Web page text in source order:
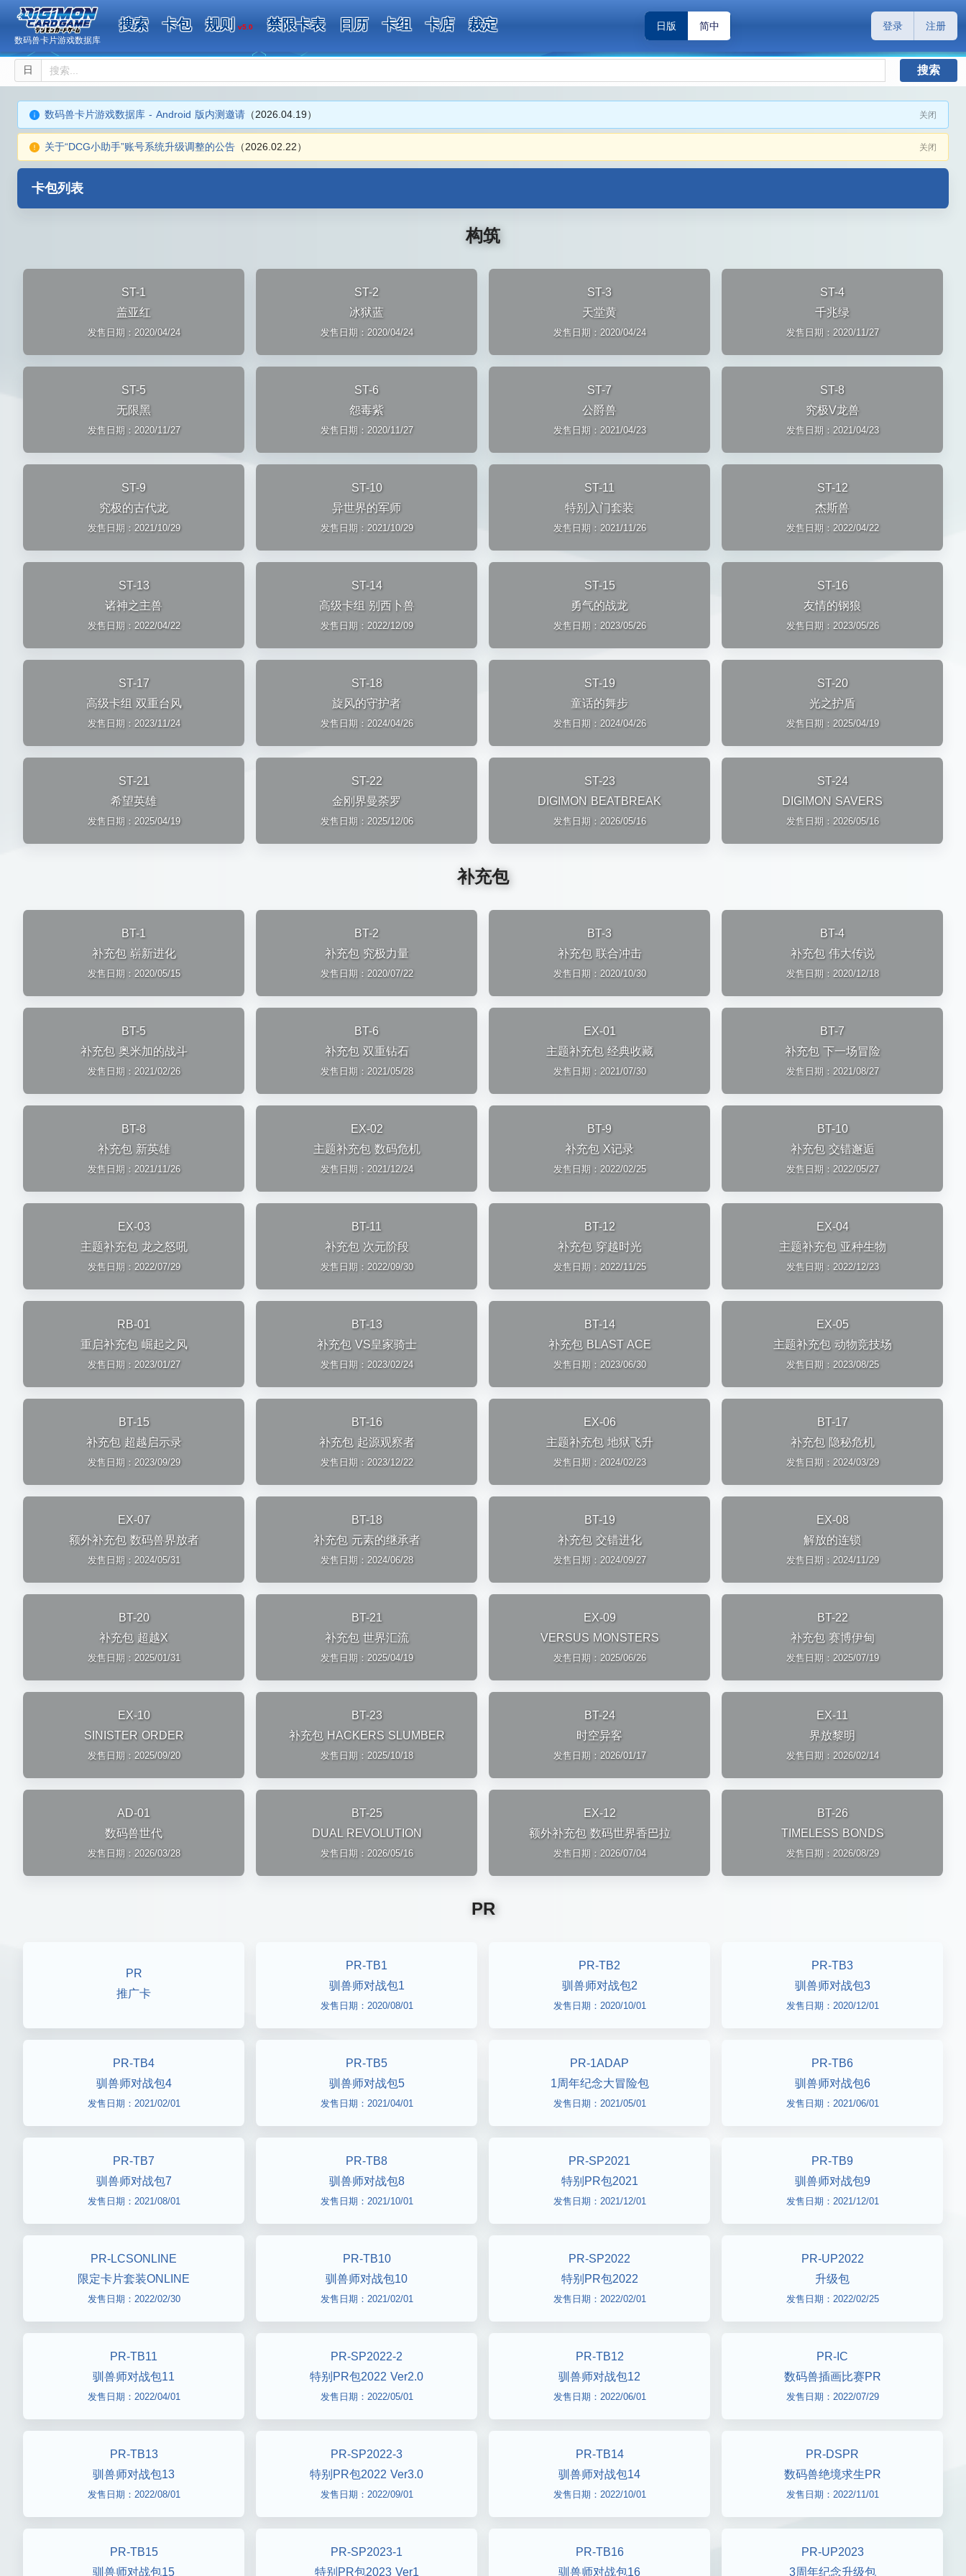
数码兽卡片游戏数据库
搜索 卡包 规则 v5.0 禁限卡表 日历 卡组 卡店 裁定 日版 简中 登录 注册
日 搜索
数码兽卡片游戏数据库 - Android 版内测邀请 （2026.04.19） 关闭
关于“DCG小助手”账号系统升级调整的公告 （2026.02.22） 关闭
卡包列表
构筑
ST-1
盖亚红
发售日期：2020/04/24
ST-2
冰狱蓝
发售日期：2020/04/24
ST-3
天堂黄
发售日期：2020/04/24
ST-4
千兆绿
发售日期：2020/11/27
ST-5
无限黑
发售日期：2020/11/27
ST-6
怨毒紫
发售日期：2020/11/27
ST-7
公爵兽
发售日期：2021/04/23
ST-8
究极V龙兽
发售日期：2021/04/23
ST-9
究极的古代龙
发售日期：2021/10/29
ST-10
异世界的军师
发售日期：2021/10/29
ST-11
特别入门套装
发售日期：2021/11/26
ST-12
杰斯兽
发售日期：2022/04/22
ST-13
诸神之主兽
发售日期：2022/04/22
ST-14
高级卡组 别西卜兽
发售日期：2022/12/09
ST-15
勇气的战龙
发售日期：2023/05/26
ST-16
友情的钢狼
发售日期：2023/05/26
ST-17
高级卡组 双重台风
发售日期：2023/11/24
ST-18
旋风的守护者
发售日期：2024/04/26
ST-19
童话的舞步
发售日期：2024/04/26
ST-20
光之护盾
发售日期：2025/04/19
ST-21
希望英雄
发售日期：2025/04/19
ST-22
金刚界曼荼罗
发售日期：2025/12/06
ST-23
DIGIMON BEATBREAK
发售日期：2026/05/16
ST-24
DIGIMON SAVERS
发售日期：2026/05/16
补充包
BT-1
补充包 崭新进化
发售日期：2020/05/15
BT-2
补充包 究极力量
发售日期：2020/07/22
BT-3
补充包 联合冲击
发售日期：2020/10/30
BT-4
补充包 伟大传说
发售日期：2020/12/18
BT-5
补充包 奥米加的战斗
发售日期：2021/02/26
BT-6
补充包 双重钻石
发售日期：2021/05/28
EX-01
主题补充包 经典收藏
发售日期：2021/07/30
BT-7
补充包 下一场冒险
发售日期：2021/08/27
BT-8
补充包 新英雄
发售日期：2021/11/26
EX-02
主题补充包 数码危机
发售日期：2021/12/24
BT-9
补充包 X记录
发售日期：2022/02/25
BT-10
补充包 交错邂逅
发售日期：2022/05/27
EX-03
主题补充包 龙之怒吼
发售日期：2022/07/29
BT-11
补充包 次元阶段
发售日期：2022/09/30
BT-12
补充包 穿越时光
发售日期：2022/11/25
EX-04
主题补充包 亚种生物
发售日期：2022/12/23
RB-01
重启补充包 崛起之风
发售日期：2023/01/27
BT-13
补充包 VS皇家骑士
发售日期：2023/02/24
BT-14
补充包 BLAST ACE
发售日期：2023/06/30
EX-05
主题补充包 动物竞技场
发售日期：2023/08/25
BT-15
补充包 超越启示录
发售日期：2023/09/29
BT-16
补充包 起源观察者
发售日期：2023/12/22
EX-06
主题补充包 地狱飞升
发售日期：2024/02/23
BT-17
补充包 隐秘危机
发售日期：2024/03/29
EX-07
额外补充包 数码兽界放者
发售日期：2024/05/31
BT-18
补充包 元素的继承者
发售日期：2024/06/28
BT-19
补充包 交错进化
发售日期：2024/09/27
EX-08
解放的连锁
发售日期：2024/11/29
BT-20
补充包 超越X
发售日期：2025/01/31
BT-21
补充包 世界汇流
发售日期：2025/04/19
EX-09
VERSUS MONSTERS
发售日期：2025/06/26
BT-22
补充包 赛博伊甸
发售日期：2025/07/19
EX-10
SINISTER ORDER
发售日期：2025/09/20
BT-23
补充包 HACKERS SLUMBER
发售日期：2025/10/18
BT-24
时空异客
发售日期：2026/01/17
EX-11
界放黎明
发售日期：2026/02/14
AD-01
数码兽世代
发售日期：2026/03/28
BT-25
DUAL REVOLUTION
发售日期：2026/05/16
EX-12
额外补充包 数码世界香巴拉
发售日期：2026/07/04
BT-26
TIMELESS BONDS
发售日期：2026/08/29
PR
PR
推广卡
PR-TB1
驯兽师对战包1
发售日期：2020/08/01
PR-TB2
驯兽师对战包2
发售日期：2020/10/01
PR-TB3
驯兽师对战包3
发售日期：2020/12/01
PR-TB4
驯兽师对战包4
发售日期：2021/02/01
PR-TB5
驯兽师对战包5
发售日期：2021/04/01
PR-1ADAP
1周年纪念大冒险包
发售日期：2021/05/01
PR-TB6
驯兽师对战包6
发售日期：2021/06/01
PR-TB7
驯兽师对战包7
发售日期：2021/08/01
PR-TB8
驯兽师对战包8
发售日期：2021/10/01
PR-SP2021
特别PR包2021
发售日期：2021/12/01
PR-TB9
驯兽师对战包9
发售日期：2021/12/01
PR-LCSONLINE
限定卡片套装ONLINE
发售日期：2022/02/30
PR-TB10
驯兽师对战包10
发售日期：2021/02/01
PR-SP2022
特别PR包2022
发售日期：2022/02/01
PR-UP2022
升级包
发售日期：2022/02/25
PR-TB11
驯兽师对战包11
发售日期：2022/04/01
PR-SP2022-2
特别PR包2022 Ver2.0
发售日期：2022/05/01
PR-TB12
驯兽师对战包12
发售日期：2022/06/01
PR-IC
数码兽插画比赛PR
发售日期：2022/07/29
PR-TB13
驯兽师对战包13
发售日期：2022/08/01
PR-SP2022-3
特别PR包2022 Ver3.0
发售日期：2022/09/01
PR-TB14
驯兽师对战包14
发售日期：2022/10/01
PR-DSPR
数码兽绝境求生PR
发售日期：2022/11/01
PR-TB15
驯兽师对战包15
PR-SP2023-1
特别PR包2023 Ver1
PR-TB16
驯兽师对战包16
PR-UP2023
3周年纪念升级包